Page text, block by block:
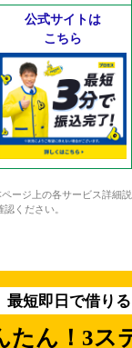
公式サイトは
こちら
ージ上の各サービス詳細
ください。
最短即日で借りる
たん！3ス